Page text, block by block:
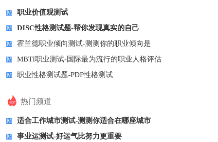
M 职业价值观测试
M DISC性格测试题-帮你发现真实的自己
M 霍兰德职业倾向测试-测测你的职业倾向是
M MBTI职业测试-国际最为流行的职业人格评估
M 职业性格测试题-PDP性格测试
热门频道
M 适合工作城市测试-测测你适合在哪座城市
M 事业运测试-好运气比努力更重要